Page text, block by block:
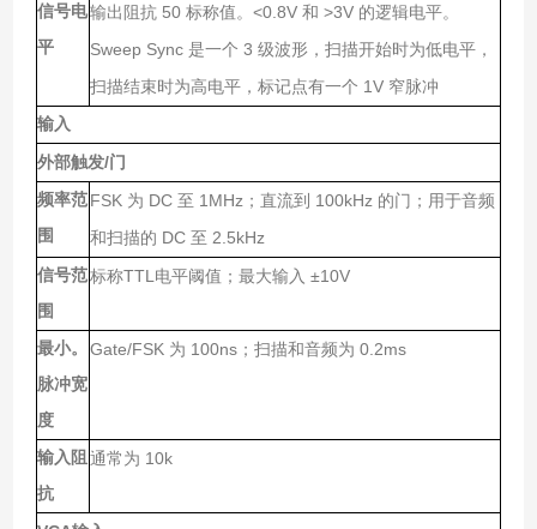
信号电
平
输出阻抗 50 标称值。 <0.8V 和 >3V 的逻辑电平。
Sweep Sync 是一个 3 级波形，扫描开始时为低电平，
扫描结束时为高电平，标记点有一个 1V 窄脉冲
输入
外部触发/门
频率范
围
FSK 为 DC 至 1MHz ；直流到 100kHz 的门；用于音频
和扫描的 DC 至 2.5kHz
信号范
围
标称TTL 电平阈值；最大输入 ±10V
最小。
脉冲宽
度
Gate/FSK 为 100ns；扫描和音频为 0.2ms
输入阻
抗
通常为 10k